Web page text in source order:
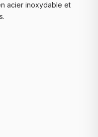
acier inoxydable et